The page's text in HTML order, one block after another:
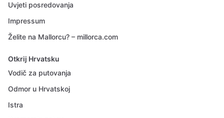
Uvjeti posredovanja
Impressum
Želite na Mallorcu? – millorca.com
Otkrij Hrvatsku
Vodič za putovanja
Odmor u Hrvatskoj
Istra